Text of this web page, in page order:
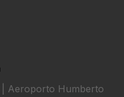
| Aeroporto Humberto